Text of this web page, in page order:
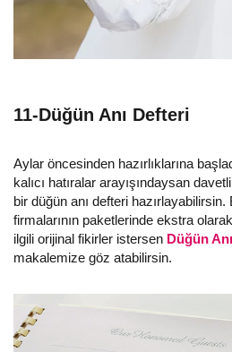
11-Düğün Anı Defteri
Aylar öncesinden hazırlıklarına
kalıcı hatıralar arayışındaysan
bir düğün anı defteri
firmalarının paketlerinde ekstra
ilgili orijinal fikirler istersen Düğün
makalemize göz atabilirsin.